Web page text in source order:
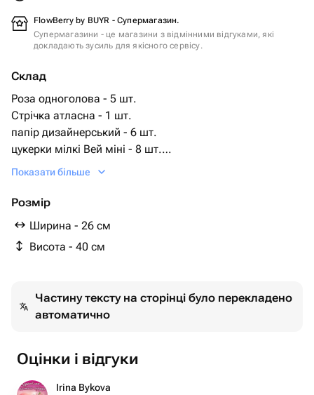
FlowBerry by BUYR - Супермагазин.
Супермагазини - це магазини з відмінними відгуками, які
докладають зусиль для якісного сервісу.
Склад
Роза одноголова - 5 шт.
Стрічка атласна - 1 шт.
папір дизайнерський - 6 шт.
цукерки мілкі Вей міні - 8 шт.
конфеты милка плитка - 6 шт.
Показати більше
Розмір
Ширина - 26 см
Висота - 40 см
Частину тексту на сторінці було перекладено
автоматично
Оцінки і відгуки
Irina Bykova